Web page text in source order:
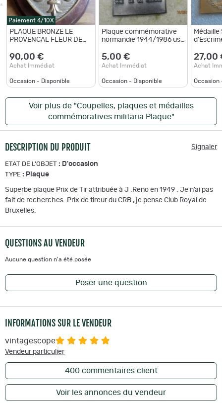
Paiement 4/10X
PLAQUE BRONZE LE
PROVENCAL FLEUR DE
90,00 €
Achat Immédiat
Occasion - Disponible
Plaque commémorative
normandie 1944/1986 us
LA LIBERTE
5,00 €
Achat Immédiat
Occasion - Disponible
Médaille
27,00
Achat
Occasion
Voir plus de "Coupelles, plaques et médailles
commémoratives militaria Plaque"
DESCRIPTION DU PRODUIT Signaler
ETAT DE L'OBJET : D'occasion
TYPE : Plaque
Superbe plaque Prix de Tir attribuée à J .Reno en 1949 . Je n’ai pas
fait de recherches. Prix de tireur du CRB , je pense Club Royal de
Bruxelles.
QUESTIONS AU VENDEUR
Aucune question n'a été posée
Poser une question
INFORMATIONS SUR LE VENDEUR
vintagescope
Vendeur particulier
400commentaires client
Voir les annonces du vendeur